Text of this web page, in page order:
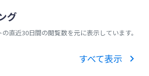
グ
直近30日間の閲覧数を元に表示しています。
すべて表示 chevron_right